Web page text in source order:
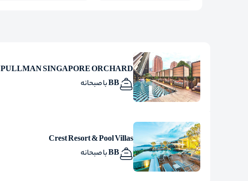
PULLMAN SINGAPORE ORCHARD
BB با صبحانه
Crest Resort & Pool Villas
BB با صبحانه